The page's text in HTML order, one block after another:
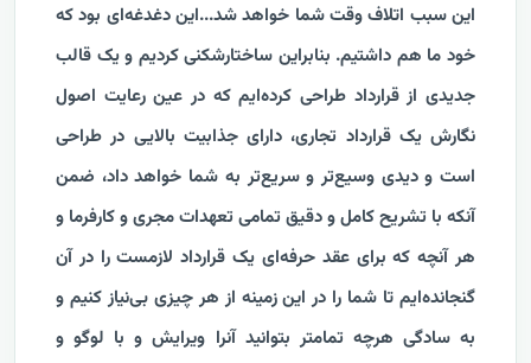
این سبب اتلاف وقت شما خواهد شد...این دغدغه‌ای بود که
خود ما هم داشتیم. بنابراین ساختارشکنی کردیم و یک قالب
جدیدی از قرارداد طراحی کرده‌ایم که در عین رعایت اصول
نگارش یک قرارداد تجاری، دارای جذابیت بالایی در طراحی
است و دیدی وسیع‌تر و سریع‌تر به شما خواهد داد، ضمن
آنکه با تشریح کامل و دقیق تمامی تعهدات مجری و کارفرما و
هر آنچه که برای عقد حرفه‌ای یک قرارداد لازمست را در آن
گنجانده‌ایم تا شما را در این زمینه از هر چیزی بی‌نیاز کنیم و
به سادگی هرچه تمامتر بتوانید آنرا ویرایش و با لوگو و